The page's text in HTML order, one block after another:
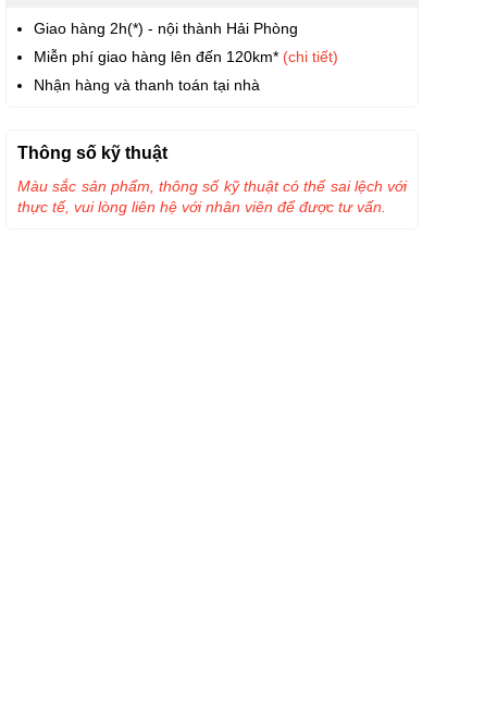
Giao hàng 2h(*) - nội thành Hải Phòng
Miễn phí giao hàng lên đến 120km* (chi tiết)
Nhận hàng và thanh toán tại nhà
Thông số kỹ thuật
Màu sắc sản phẩm, thông số kỹ thuật có thể sai lệch với
thực tế, vui lòng liên hệ với nhân viên để được tư vấn.